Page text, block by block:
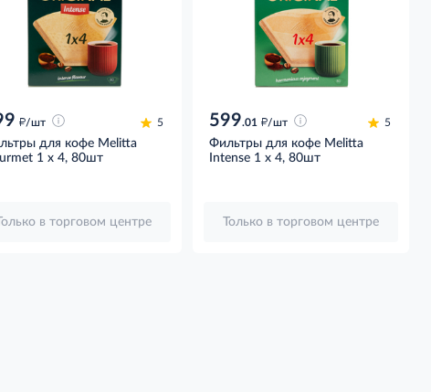
д/шт 5
для кофе Melitta
1 х 4, 80шт
в торговом центре
599.01 д/шт 5
Фильтры для кофе Melitta
Intense 1 х 4, 80шт
Только в торговом центре